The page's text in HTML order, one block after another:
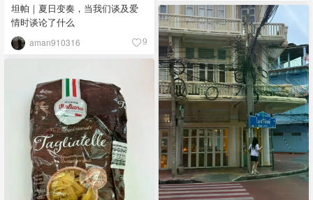
坦帕｜夏日变奏，当我们谈及爱
情时谈论了什么
aman910316 9